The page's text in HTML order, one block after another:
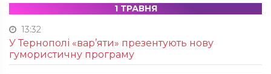
1 ТРАВНЯ
13:32
У Тернополі «вар’яти» презентують нову
гумористичну програму